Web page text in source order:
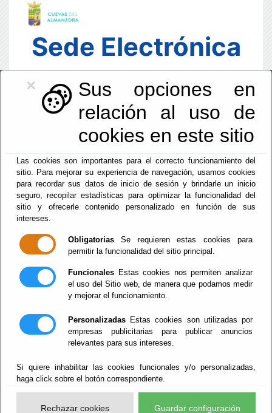
×
Sus opciones en
relación al uso de
cookies en este sitio
Las cookies son importantes para el correcto funcionamiento del
sitio. Para mejorar su experiencia de navegación, usamos cookies
para recordar sus datos de inicio de sesión y brindarle un inicio
seguro, recopilar estadísticas para optimizar la funcionalidad del
sitio y ofrecerle contenido personalizado en función de sus
intereses.
Obligatorias Se requieren estas cookies para
permitir la funcionalidad del sitio principal.
Funcionales Estas cookies nos permiten analizar
el uso del Sitio web, de manera que podamos medir
y mejorar el funcionamiento.
Personalizadas Estas cookies son utilizadas por
empresas publicitarias para publicar anuncios
relevantes para sus intereses.
Si quiere inhabilitar las cookies funcionales y/o personalizadas,
haga click sobre el botón correspondiente.
Rechazar cookies Guardar configuración
Sede Electrónica
09:27:17
Dom, 9 Agosto 2026
Inicio - Sede Electrónica. Puntos de Libre Acceso
Sede Electrónica.
Puntos de Libre
Acceso
PUNTOS DE ACCESO
UTILIZACIÓN
Los Puntos de Acceso Electrónico,
consisten en sedes electrónicas de